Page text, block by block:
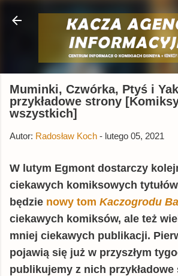
Przejdź do głównej
Muminki, Czwórka, Ptyś i
przykładowe strony
wszystkich]
Autor: Radosław Koch - lutego 05, 2021
W lutym Egmont dostarczy
ciekawych komiksowych
będzie nowy tom Kaczogrodu
ciekawych komiksów, ale też
mniej ciekawych publikacji.
pojawią się już w przyszłym
publikujemy z nich przykładowe